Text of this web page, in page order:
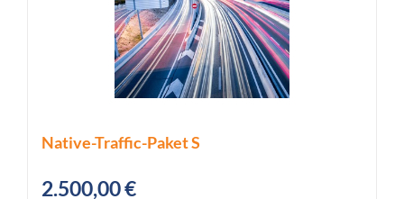
Native-Traffic-Paket S
2.500,00€